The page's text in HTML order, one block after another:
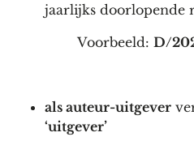
jaarlijks doorlopende
Voorbeeld: D/
als auteur-uitgever
‘uitgever’